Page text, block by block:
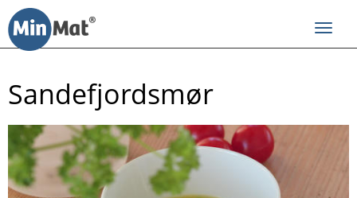
innhold
Sandefjordsmør